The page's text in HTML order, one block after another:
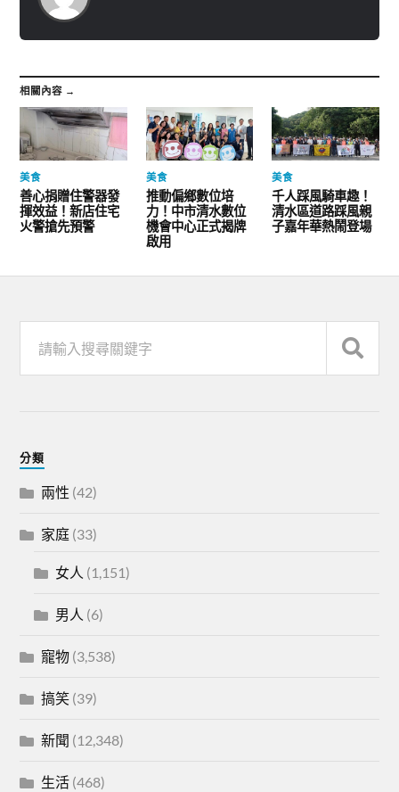
相關內容 →
美食
善心捐贈住警器發
揮效益！新店住宅
火警搶先預警
美食
推動偏鄉數位培
力！中市清水數位
機會中心正式揭牌
啟用
美食
千人踩風騎車趣！
清水區道路踩風親
子嘉年華熱鬧登場
分類
兩性 (42)
家庭 (33)
女人 (1,151)
男人 (6)
寵物 (3,538)
搞笑 (39)
新聞 (12,348)
生活 (468)